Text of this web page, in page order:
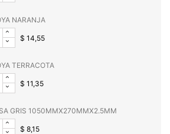
NARANJA
$ 14,55
TERRACOTA
$ 11,35
GRIS 1050MMX270MMX2.5MM
$ 8,15